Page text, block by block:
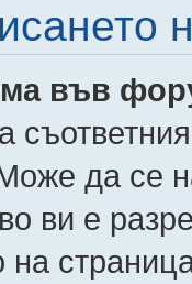
във
да се
ви е
на